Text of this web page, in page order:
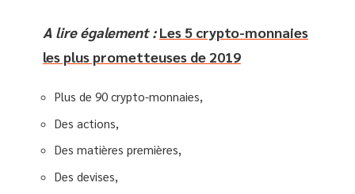
A lire également : Les 5 crypto-monnaies
les plus prometteuses de 2019
Plus de 90 crypto-monnaies,
Des actions,
Des matières premières,
Des devises,